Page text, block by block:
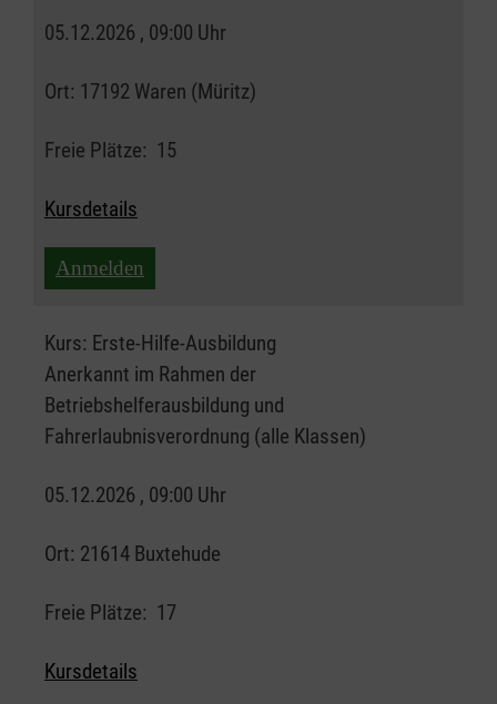
05.12.2026 , 09:00 Uhr
Ort: 17192 Waren (Müritz)
Freie Plätze: 15
Kursdetails
Anmelden
Kurs: Erste-Hilfe-Ausbildung
Anerkannt im Rahmen der
Betriebshelferausbildung und
Fahrerlaubnisverordnung (alle Klassen)
05.12.2026 , 09:00 Uhr
Ort: 21614 Buxtehude
Freie Plätze: 17
Kursdetails